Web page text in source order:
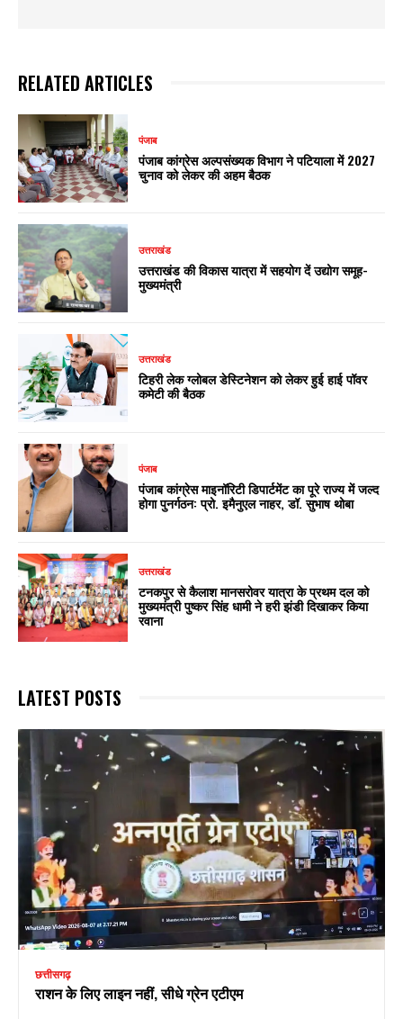
RELATED ARTICLES
पंजाब
पंजाब कांग्रेस अल्पसंख्यक विभाग ने पटियाला में 2027
चुनाव को लेकर की अहम बैठक
उत्तराखंड
उत्तराखंड की विकास यात्रा में सहयोग दें उद्योग समूह-
मुख्यमंत्री
उत्तराखंड
टिहरी लेक ग्लोबल डेस्टिनेशन को लेकर हुई हाई पॉवर
कमेटी की बैठक
पंजाब
पंजाब कांग्रेस माइनॉरिटी डिपार्टमेंट का पूरे राज्य में जल्द
होगा पुनर्गठन: प्रो. इमैनुएल नाहर, डॉ. सुभाष थोबा
उत्तराखंड
टनकपुर से कैलाश मानसरोवर यात्रा के प्रथम दल को
मुख्यमंत्री पुष्कर सिंह धामी ने हरी झंडी दिखाकर किया
रवाना
LATEST POSTS
छत्तीसगढ़
राशन के लिए लाइन नहीं, सीधे ग्रेन एटीएम